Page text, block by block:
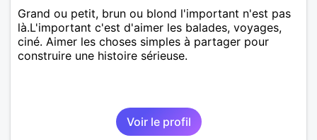
Grand ou petit, brun ou blond l'important n'est pas
là.L'important c'est d'aimer les balades, voyages,
ciné. Aimer les choses simples à partager pour
construire une histoire sérieuse.
Voir le profil